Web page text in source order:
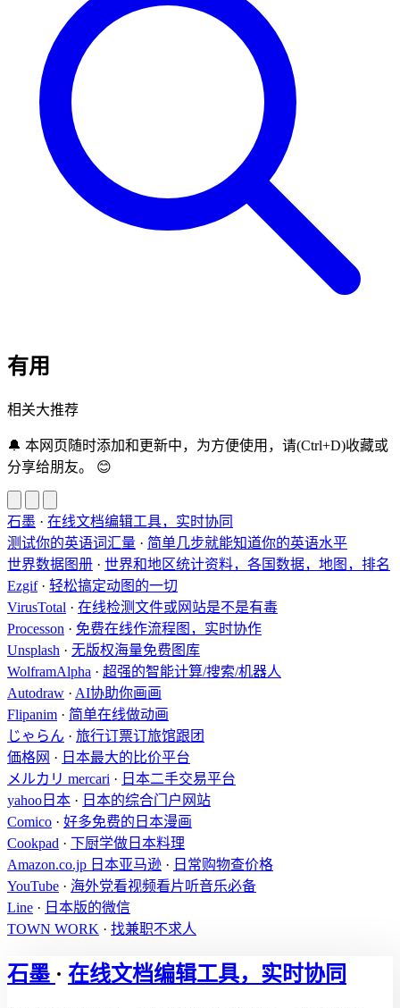
有用
相关大推荐
🔔 本网页随时添加和更新中，为方便使用，请(Ctrl+D)收藏或
分享给朋友。 😊
石墨 · 在线文档编辑工具，实时协同
测试你的英语词汇量 · 简单几步就能知道你的英语水平
世界数据图册 · 世界和地区统计资料，各国数据，地图，排名
Ezgif · 轻松搞定动图的一切
VirusTotal · 在线检测文件或网站是不是有毒
Processon · 免费在线作流程图，实时协作
Unsplash · 无版权海量免费图库
WolframAlpha · 超强的智能计算/搜索/机器人
Autodraw · AI协助你画画
Flipanim · 简单在线做动画
じゃらん · 旅行订票订旅馆跟团
価格网 · 日本最大的比价平台
メルカリ mercari · 日本二手交易平台
yahoo日本 · 日本的综合门户网站
Comico · 好多免费的日本漫画
Cookpad · 下厨学做日本料理
Amazon.co.jp 日本亚马逊 · 日常购物查价格
YouTube · 海外党看视频看片听音乐必备
Line · 日本版的微信
TOWN WORK · 找兼职不求人
石墨 · 在线文档编辑工具，实时协同